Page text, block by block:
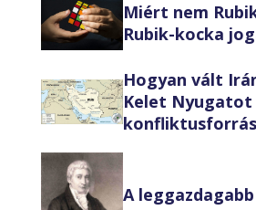
Miért nem
Rubik-kocka
Hogyan vált
Kelet
A